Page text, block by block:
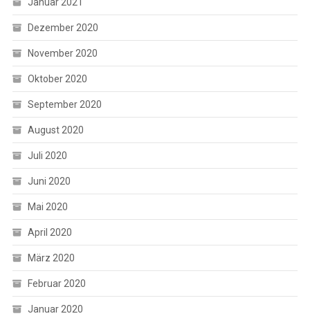
Dezember 2020
November 2020
Oktober 2020
September 2020
August 2020
Juli 2020
Juni 2020
Mai 2020
April 2020
März 2020
Februar 2020
Januar 2020